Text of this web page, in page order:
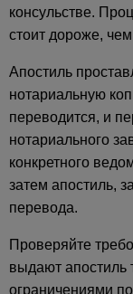
консульстве.
стоит дороже,
Апостиль
нотариальную
переводится, и
нотариального
конкретного
затем апостиль,
перевода.
Проверяйте
выдают апостиль
ограничениями